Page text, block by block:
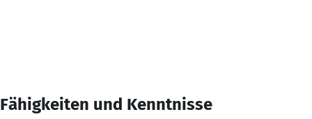
Fähigkeiten und Kenntnisse